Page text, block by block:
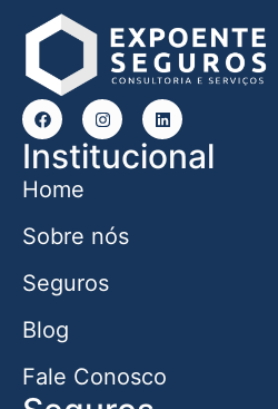
Institucional
Home
Sobre nós
Seguros
Blog
Fale Conosco